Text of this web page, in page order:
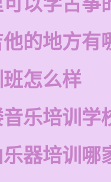
的地方有
怎么样
乐培训学
器培训哪